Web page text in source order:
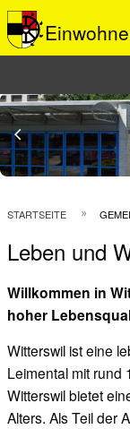
arrow_back_ios
Pfadnavigation
STARTSEITE
Leben und
Willkommen in
hoher
Witterswil ist eine
Leimental mit rund
Witterswil bietet
Alters. Als Teil der